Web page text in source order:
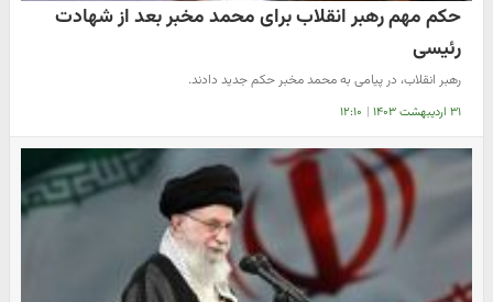
حکم مهم رهبر انقلاب برای محمد مخبر بعد از شهادت
رئیسی
رهبر انقلاب، در پیامی به محمد مخبر حکم جدید دادند.
۳۱ اردیبهشت ۱۴۰۳ | ۱۲:۱۰